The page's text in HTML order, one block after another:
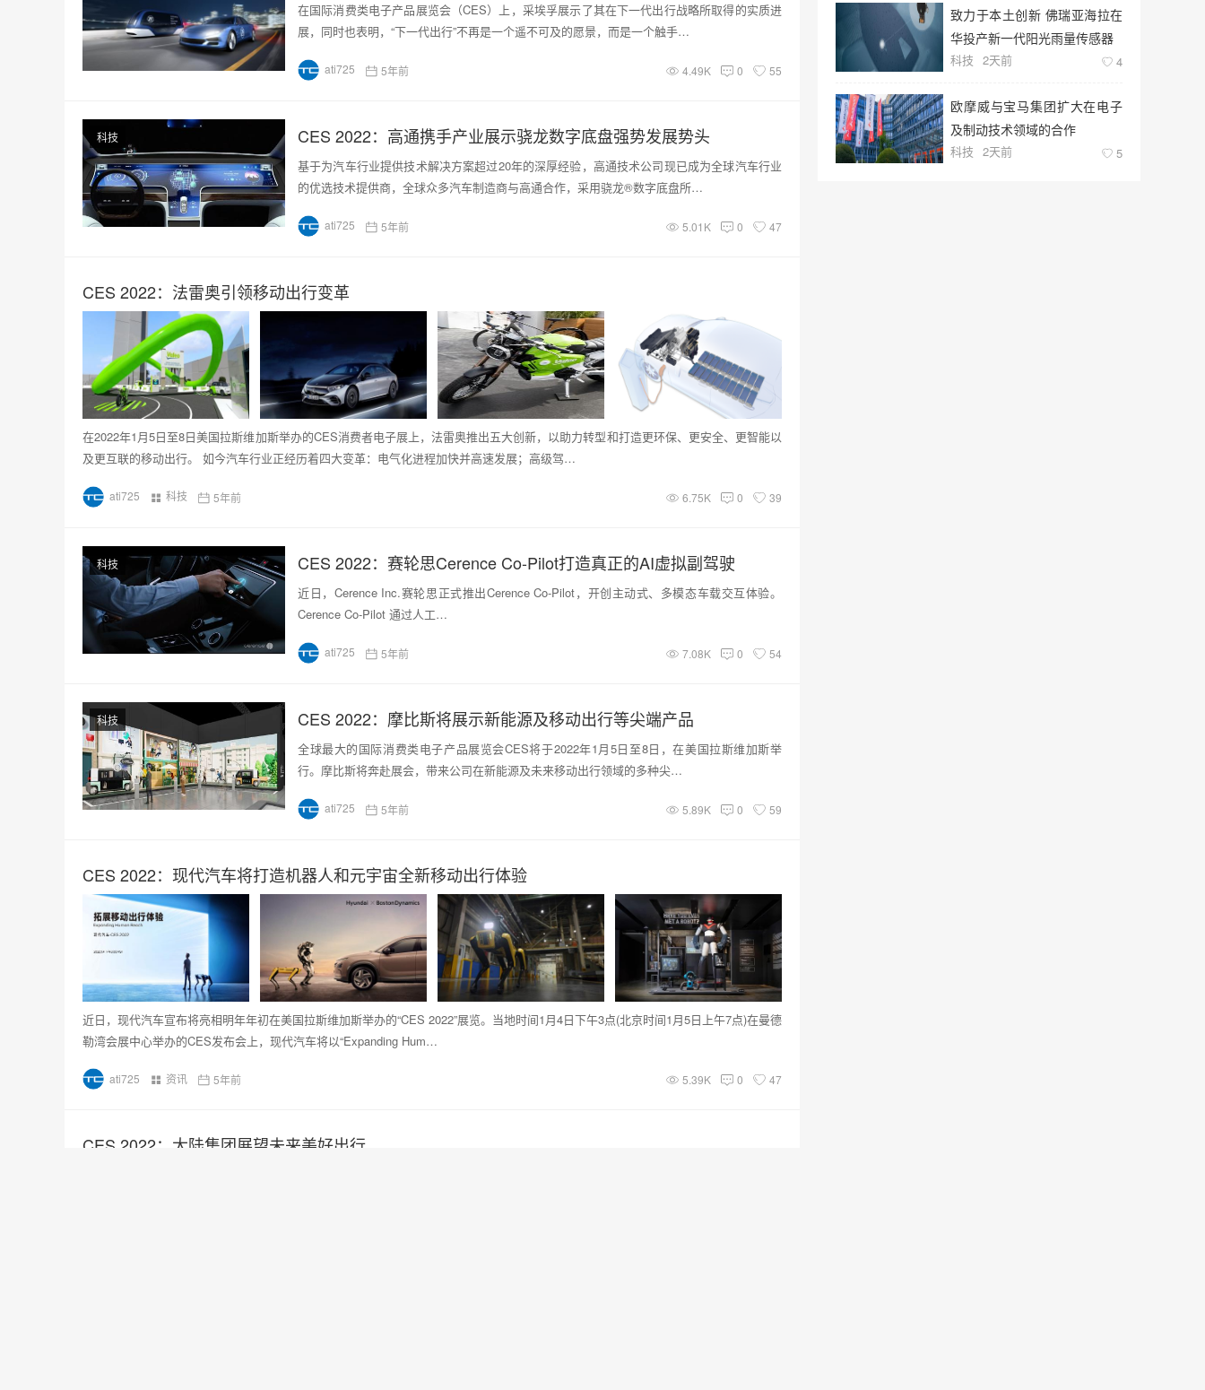
在国际消费类电子产品展览会（CES）上，采埃孚展示了其在下一代出行战略所取得的实质进
展，同时也表明，“下一代出行”不再是一个遥不可及的愿景，而是一个触手…
ati725 5年前 4.49K 0 55
CES 2022：高通携手产业展示骁龙数字底盘强势发展势头
科技
基于为汽车行业提供技术解决方案超过20年的深厚经验，高通技术公司现已成为全球汽车行业
的优选技术提供商，全球众多汽车制造商与高通合作，采用骁龙®数字底盘所…
ati725 5年前 5.01K 0 47
CES 2022：法雷奥引领移动出行变革
在2022年1月5日至8日美国拉斯维加斯举办的CES消费者电子展上，法雷奥推出五大创新，以助力转型和打造更环保、更安全、更智能以
及更互联的移动出行。 如今汽车行业正经历着四大变革：电气化进程加快并高速发展；高级驾…
ati725 科技 5年前 6.75K 0 39
CES 2022：赛轮思Cerence Co-Pilot打造真正的AI虚拟副驾驶
科技
近日，Cerence Inc.赛轮思正式推出Cerence Co-Pilot，开创主动式、多模态车载交互体验。
Cerence Co-Pilot 通过人工…
ati725 5年前 7.08K 0 54
CES 2022：摩比斯将展示新能源及移动出行等尖端产品
科技
全球最大的国际消费类电子产品展览会CES将于2022年1月5日至8日，在美国拉斯维加斯举
行。摩比斯将奔赴展会，带来公司在新能源及未来移动出行领域的多种尖…
ati725 5年前 5.89K 0 59
CES 2022：现代汽车将打造机器人和元宇宙全新移动出行体验
近日，现代汽车宣布将亮相明年年初在美国拉斯维加斯举办的“CES 2022”展览。当地时间1月4日下午3点(北京时间1月5日上午7点)在曼德
勒湾会展中心举办的CES发布会上，现代汽车将以“Expanding Hum…
ati725 资讯 5年前 5.39K 0 47
CES 2022：大陆集团展望未来美好出行
致力于本土创新 佛瑞亚海拉在
华投产新一代阳光雨量传感器
科技 2天前 4
欧摩威与宝马集团扩大在电子
及制动技术领域的合作
科技 2天前 5